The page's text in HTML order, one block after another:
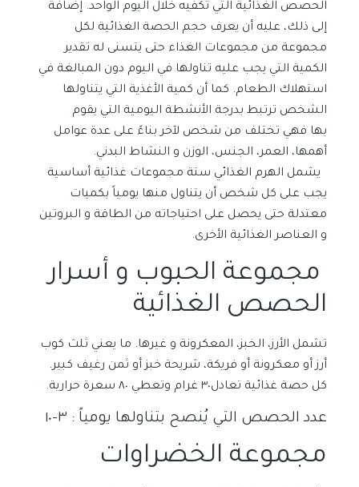
الحصص الغذائية التي تكفيه خلال اليوم الواحد. إضافة
إلى ذلك، عليه أن يعرف حجم الحصة الغذائية لكل
مجموعة من مجموعات الغذاء حتى يتسنى له تقدير
الكمية التي يجب عليه تناولها في اليوم دون المبالغة في
استهلاك الطعام. كما أن كمية الأغذية التي يتناولها
الشخص ترتبط بدرجة الأنشطة اليومية التي يقوم
بها فهي تختلف من شخص لآخر بناءً على عدة عوامل
أهمها، العمر، الجنس، الوزن و النشاط البدني.
يشمل الهرم الغذائي ستة مجموعات غذائية أساسية
يجب على كل شخص أن يتناول منها يومياً بكميات
معتدلة حتى يحصل على احتياجاته من الطاقة و البروتين
و العناصر الغذائية الأخرى.
مجموعة الحبوب و أسرار
الحصص الغذائية
تشمل الأرز، الخبز، المعكرونة و غيرها. ما يعني ثلث كوب
أرز أو معكرونة أو فريكة، شريحة خبز أو ثمن رغيف كبير.
كل حصة غذائية تعادل٣٠ غرام وتعطي ٨٠ سعرة حرارية.
عدد الحصص التي يُنصح بتناولها يومياً : ٣-١٠
مجموعة الخضراوات